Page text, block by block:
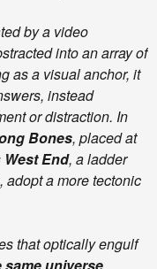
by a video
into an array of
as a visual anchor, it
instead
or distraction. In
Bones, placed at
West End, a ladder
a more tectonic
that optically engulf
same universe